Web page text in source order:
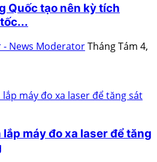
Quốc tạo nên kỳ tích
- News ModeratorTháng Tám 4,
lắp máy đo xa laser để tăng